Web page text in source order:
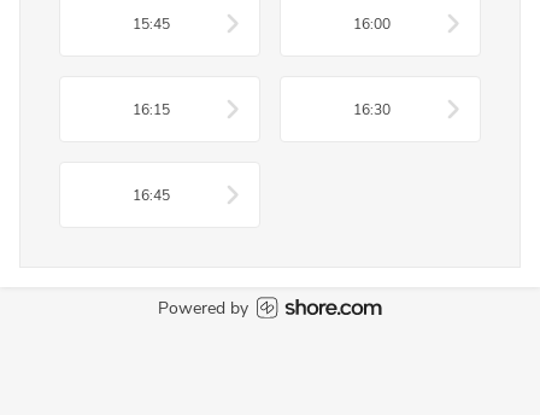
15:45 16:00
16:15 16:30
16:45
Powered by